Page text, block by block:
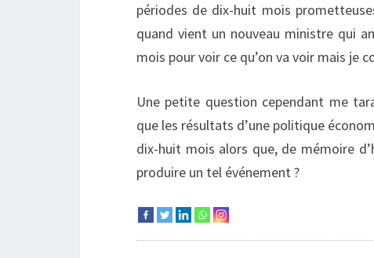
périodes de dix-huit mois
quand vient un nouveau ministre qui
mois pour voir ce qu’on va voir mais je
Une petite question cependant me
que les résultats d’une politique
dix-huit mois alors que, de mémoire
produire un tel événement ?